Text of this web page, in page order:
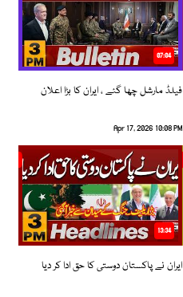
07:04
فیلڈ مارشل چھا گئے ، ایران کا بڑا اعلان
Apr 17, 2026 10:08 PM
13:34
ایران نے پاکستان دوستی کا حق ادا کر دیا